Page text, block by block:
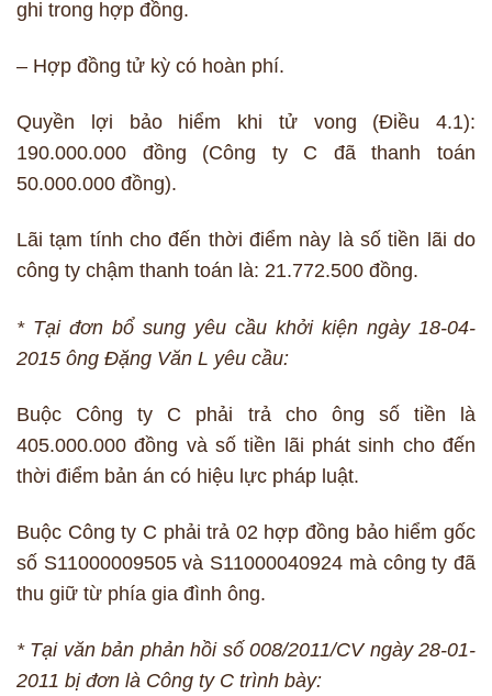
ghi trong hợp đồng.
– Hợp đồng tử kỳ có hoàn phí.
Quyền lợi bảo hiểm khi tử vong (Điều 4.1):
190.000.000 đồng (Công ty C đã thanh toán
50.000.000 đồng).
Lãi tạm tính cho đến thời điểm này là số tiền lãi do
công ty chậm thanh toán là: 21.772.500 đồng.
* Tại đơn bổ sung yêu cầu khởi kiện ngày 18-04-
2015 ông Đặng Văn L yêu cầu:
Buộc Công ty C phải trả cho ông số tiền là
405.000.000 đồng và số tiền lãi phát sinh cho đến
thời điểm bản án có hiệu lực pháp luật.
Buộc Công ty C phải trả 02 hợp đồng bảo hiểm gốc
số S11000009505 và S11000040924 mà công ty đã
thu giữ từ phía gia đình ông.
* Tại văn bản phản hồi số 008/2011/CV ngày 28-01-
2011 bị đơn là Công ty C trình bày: